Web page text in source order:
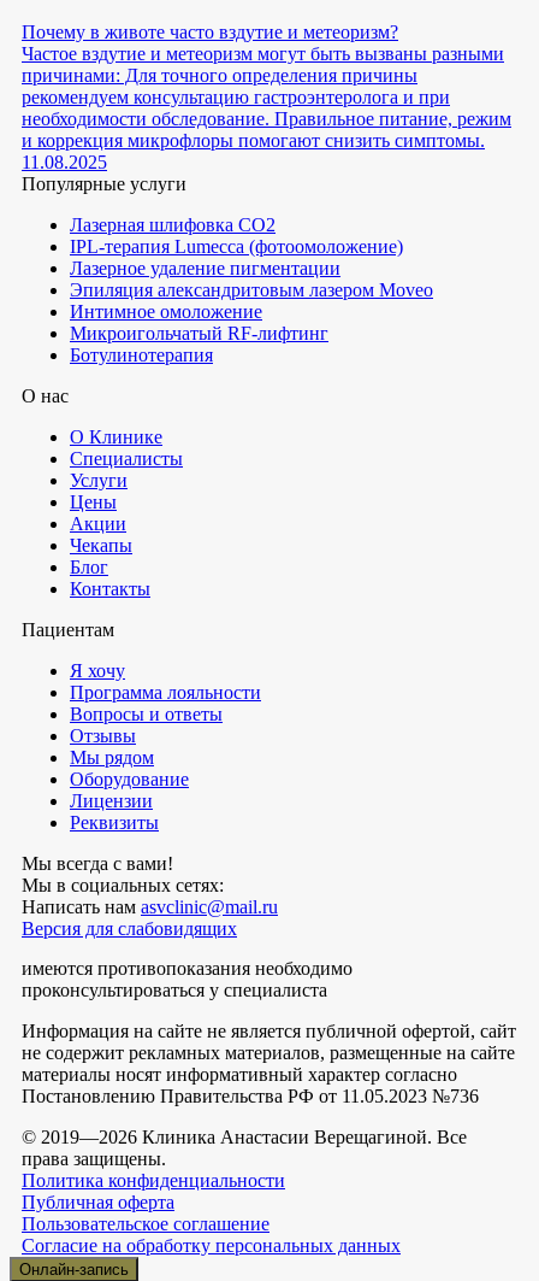
Почему в животе часто вздутие и метеоризм?
Частое вздутие и метеоризм могут быть вызваны разными
причинами: Для точного определения причины
рекомендуем консультацию гастроэнтеролога и при
необходимости обследование. Правильное питание, режим
и коррекция микрофлоры помогают снизить симптомы.
11.08.2025
Популярные услуги
Лазерная шлифовка СО2
IPL-терапия Lumecca (фотоомоложение)
Лазерное удаление пигментации
Эпиляция александритовым лазером Moveo
Интимное омоложение
Микроигольчатый RF-лифтинг
Ботулинотерапия
О нас
О Клинике
Специалисты
Услуги
Цены
Акции
Чекапы
Блог
Контакты
Пациентам
Я хочу
Программа лояльности
Вопросы и ответы
Отзывы
Мы рядом
Оборудование
Лицензии
Реквизиты
Мы всегда с вами!
Мы в социальных сетях:
Написать нам asvclinic@mail.ru
Версия для слабовидящих
имеются противопоказания необходимо
проконсультироваться у специалиста
Информация на сайте не является публичной офертой, сайт
не содержит рекламных материалов, размещенные на сайте
материалы носят информативный характер согласно
Постановлению Правительства РФ от 11.05.2023 №736
© 2019—2026 Клиника Анастасии Верещагиной. Все
права защищены.
Политика конфиденциальности
Публичная оферта
Пользовательское соглашение
Согласие на обработку персональных данных
Онлайн-запись